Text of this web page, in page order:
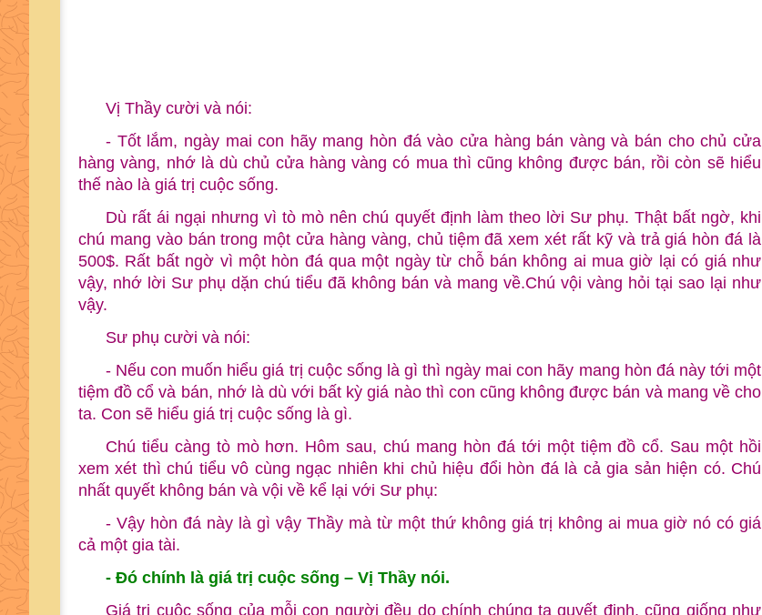
Vị Thầy cười và nói:
- Tốt lắm, ngày mai con hãy mang hòn đá vào cửa hàng bán vàng và bán cho chủ cửa
hàng vàng, nhớ là dù chủ cửa hàng vàng có mua thì cũng không được bán, rồi còn sẽ hiểu
thế nào là giá trị cuộc sống.
Dù rất ái ngại nhưng vì tò mò nên chú quyết định làm theo lời Sư phụ. Thật bất ngờ, khi
chú mang vào bán trong một cửa hàng vàng, chủ tiệm đã xem xét rất kỹ và trả giá hòn đá là
500$. Rất bất ngờ vì một hòn đá qua một ngày từ chỗ bán không ai mua giờ lại có giá như
vậy, nhớ lời Sư phụ dặn chú tiểu đã không bán và mang về.Chú vội vàng hỏi tại sao lại như
vậy.
Sư phụ cười và nói:
- Nếu con muốn hiểu giá trị cuộc sống là gì thì ngày mai con hãy mang hòn đá này tới một
tiệm đồ cổ và bán, nhớ là dù với bất kỳ giá nào thì con cũng không được bán và mang về cho
ta. Con sẽ hiểu giá trị cuộc sống là gì.
Chú tiểu càng tò mò hơn. Hôm sau, chú mang hòn đá tới một tiệm đồ cổ. Sau một hồi
xem xét thì chú tiểu vô cùng ngạc nhiên khi chủ hiệu đổi hòn đá là cả gia sản hiện có. Chú
nhất quyết không bán và vội về kể lại với Sư phụ:
- Vậy hòn đá này là gì vậy Thầy mà từ một thứ không giá trị không ai mua giờ nó có giá
cả một gia tài.
- Đó chính là giá trị cuộc sống – Vị Thầy nói.
Giá trị cuộc sống của mỗi con người đều do chính chúng ta quyết định, cũng giống như